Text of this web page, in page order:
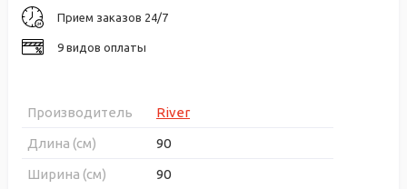
Прием заказов 24/7
9 видов оплаты
Производитель
River
Длина (см)
90
Ширина (см)
90